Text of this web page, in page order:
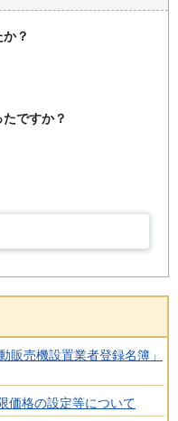
？
ですか？
販売機設置業者登録名簿」
価格の設定等について